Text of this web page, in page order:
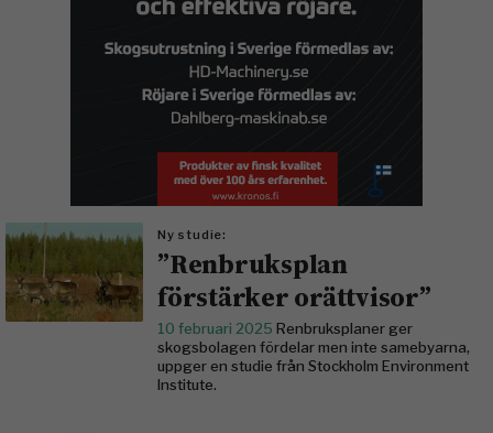
Ny studie:
”Renbruksplan
förstärker orättvisor”
10 februari 2025 Renbruksplaner ger
skogsbolagen fördelar men inte samebyarna,
uppger en studie från Stockholm Environment
Institute.